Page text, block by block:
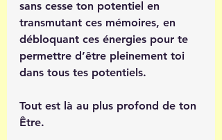
sans cesse ton potentiel en
transmutant ces mémoires, en
débloquant ces énergies pour te
permettre d’être pleinement toi
dans tous tes potentiels.
Tout est là au plus profond de ton
Être.